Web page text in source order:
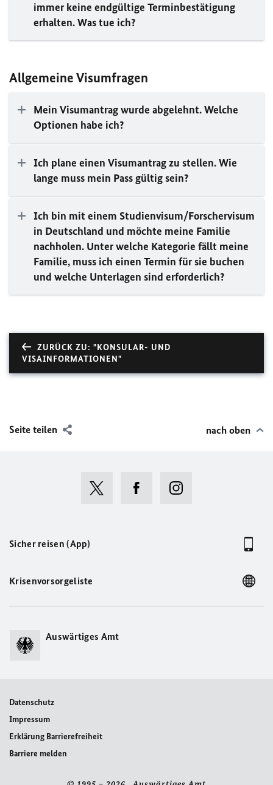
immer keine endgültige Terminbestätigung
erhalten. Was tue ich?
Allgemeine Visumfragen
Mein Visumantrag wurde abgelehnt. Welche
Optionen habe ich?
Ich plane einen Visumantrag zu stellen. Wie
lange muss mein Pass gültig sein?
Ich bin mit einem Studienvisum/Forschervisum
in Deutschland und möchte meine Familie
nachholen. Unter welche Kategorie fällt meine
Familie, muss ich einen Termin für sie buchen
und welche Unterlagen sind erforderlich?
ZURÜCK ZU: "KONSULAR- UND
VISAINFORMATIONEN"
Seite teilen nach oben
Sicher reisen (App)
Krisenvorsorgeliste
Auswärtiges Amt
Datenschutz
Impressum
Erklärung Barrierefreiheit
Barriere melden